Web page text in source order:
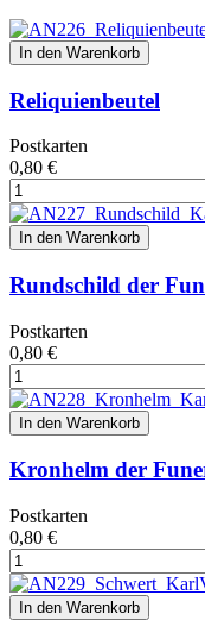
In den Warenkorb
Reliquienbeutel
Postkarten
0,80 €
In den Warenkorb
Rundschild der
Postkarten
0,80 €
In den Warenkorb
Kronhelm der
Postkarten
0,80 €
In den Warenkorb